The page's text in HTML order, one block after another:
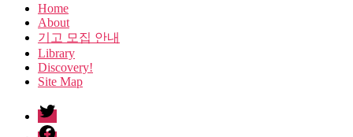
Home
About
기고 모집 안내
Library
Discovery!
Site Map
twitter
facebook